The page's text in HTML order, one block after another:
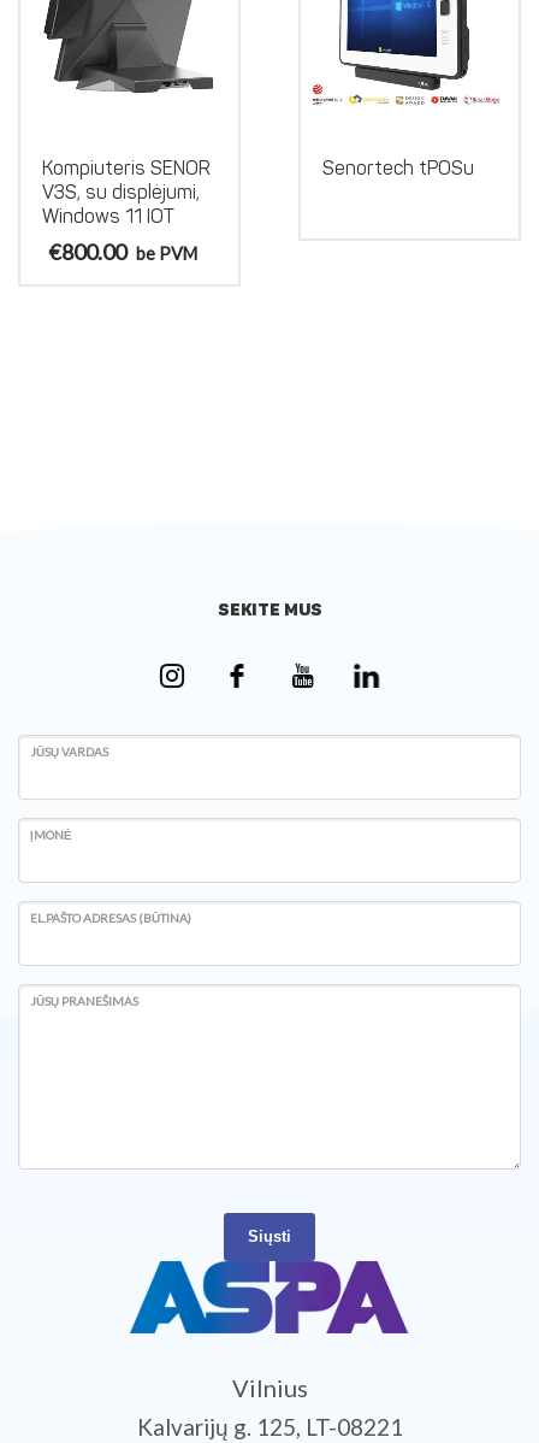
Kompiuteris SENOR
V3S, su displėjumi,
Windows 11 IOT
€800.00 be PVM
Senortech tPOSu
SEKITE MUS
JŪSŲ VARDAS
ĮMONĖ
EL.PAŠTO ADRESAS (BŪTINA)
JŪSŲ PRANEŠIMAS
Siųsti
Vilnius
Kalvarijų g. 125, LT-08221